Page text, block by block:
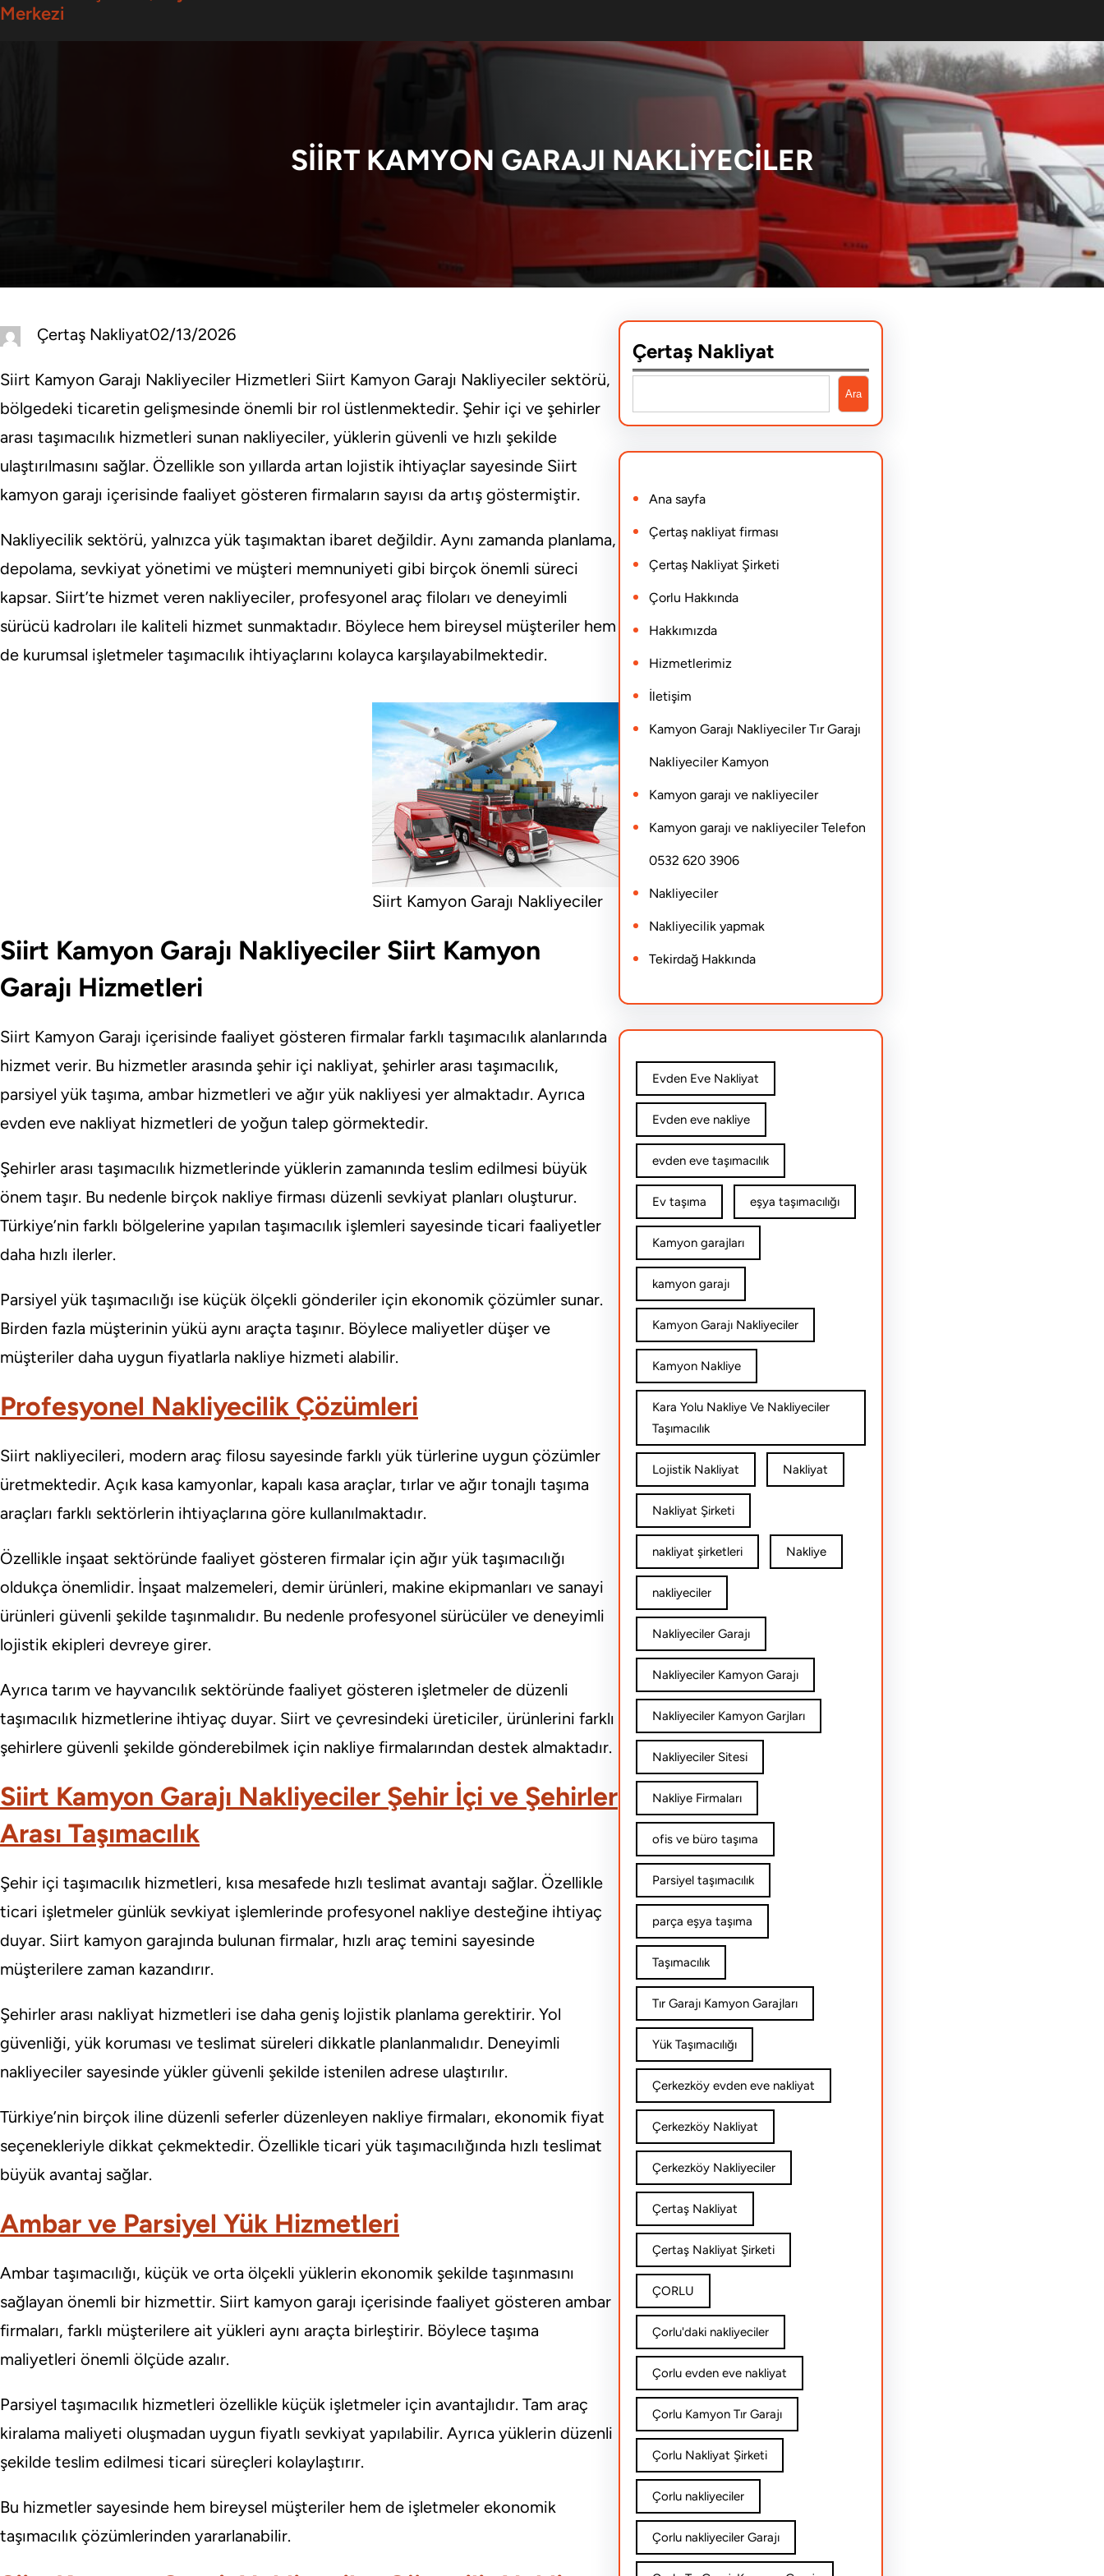
Merkezi
SIIRT KAMYON GARAJI NAKLIYECILER
Çertaş Nakliyat02/13/2026
Siirt Kamyon Garajı Nakliyeciler Hizmetleri Siirt Kamyon Garajı Nakliyeciler sektörü,
bölgedeki ticaretin gelişmesinde önemli bir rol üstlenmektedir. Şehir içi ve şehirler
arası taşımacılık hizmetleri sunan nakliyeciler, yüklerin güvenli ve hızlı şekilde
ulaştırılmasını sağlar. Özellikle son yıllarda artan lojistik ihtiyaçlar sayesinde Siirt
kamyon garajı içerisinde faaliyet gösteren firmaların sayısı da artış göstermiştir.
Nakliyecilik sektörü, yalnızca yük taşımaktan ibaret değildir. Aynı zamanda planlama,
depolama, sevkiyat yönetimi ve müşteri memnuniyeti gibi birçok önemli süreci
kapsar. Siirt’te hizmet veren nakliyeciler, profesyonel araç filoları ve deneyimli
sürücü kadroları ile kaliteli hizmet sunmaktadır. Böylece hem bireysel müşteriler hem
de kurumsal işletmeler taşımacılık ihtiyaçlarını kolayca karşılayabilmektedir.
Siirt Kamyon Garajı Nakliyeciler
Siirt Kamyon Garajı Nakliyeciler Siirt Kamyon
Garajı Hizmetleri
Siirt Kamyon Garajı içerisinde faaliyet gösteren firmalar farklı taşımacılık alanlarında
hizmet verir. Bu hizmetler arasında şehir içi nakliyat, şehirler arası taşımacılık,
parsiyel yük taşıma, ambar hizmetleri ve ağır yük nakliyesi yer almaktadır. Ayrıca
evden eve nakliyat hizmetleri de yoğun talep görmektedir.
Şehirler arası taşımacılık hizmetlerinde yüklerin zamanında teslim edilmesi büyük
önem taşır. Bu nedenle birçok nakliye firması düzenli sevkiyat planları oluşturur.
Türkiye’nin farklı bölgelerine yapılan taşımacılık işlemleri sayesinde ticari faaliyetler
daha hızlı ilerler.
Parsiyel yük taşımacılığı ise küçük ölçekli gönderiler için ekonomik çözümler sunar.
Birden fazla müşterinin yükü aynı araçta taşınır. Böylece maliyetler düşer ve
müşteriler daha uygun fiyatlarla nakliye hizmeti alabilir.
Profesyonel Nakliyecilik Çözümleri
Siirt nakliyecileri, modern araç filosu sayesinde farklı yük türlerine uygun çözümler
üretmektedir. Açık kasa kamyonlar, kapalı kasa araçlar, tırlar ve ağır tonajlı taşıma
araçları farklı sektörlerin ihtiyaçlarına göre kullanılmaktadır.
Özellikle inşaat sektöründe faaliyet gösteren firmalar için ağır yük taşımacılığı
oldukça önemlidir. İnşaat malzemeleri, demir ürünleri, makine ekipmanları ve sanayi
ürünleri güvenli şekilde taşınmalıdır. Bu nedenle profesyonel sürücüler ve deneyimli
lojistik ekipleri devreye girer.
Ayrıca tarım ve hayvancılık sektöründe faaliyet gösteren işletmeler de düzenli
taşımacılık hizmetlerine ihtiyaç duyar. Siirt ve çevresindeki üreticiler, ürünlerini farklı
şehirlere güvenli şekilde gönderebilmek için nakliye firmalarından destek almaktadır.
Siirt Kamyon Garajı Nakliyeciler Şehir İçi ve Şehirler
Arası Taşımacılık
Şehir içi taşımacılık hizmetleri, kısa mesafede hızlı teslimat avantajı sağlar. Özellikle
ticari işletmeler günlük sevkiyat işlemlerinde profesyonel nakliye desteğine ihtiyaç
duyar. Siirt kamyon garajında bulunan firmalar, hızlı araç temini sayesinde
müşterilere zaman kazandırır.
Şehirler arası nakliyat hizmetleri ise daha geniş lojistik planlama gerektirir. Yol
güvenliği, yük koruması ve teslimat süreleri dikkatle planlanmalıdır. Deneyimli
nakliyeciler sayesinde yükler güvenli şekilde istenilen adrese ulaştırılır.
Türkiye’nin birçok iline düzenli seferler düzenleyen nakliye firmaları, ekonomik fiyat
seçenekleriyle dikkat çekmektedir. Özellikle ticari yük taşımacılığında hızlı teslimat
büyük avantaj sağlar.
Ambar ve Parsiyel Yük Hizmetleri
Ambar taşımacılığı, küçük ve orta ölçekli yüklerin ekonomik şekilde taşınmasını
sağlayan önemli bir hizmettir. Siirt kamyon garajı içerisinde faaliyet gösteren ambar
firmaları, farklı müşterilere ait yükleri aynı araçta birleştirir. Böylece taşıma
maliyetleri önemli ölçüde azalır.
Parsiyel taşımacılık hizmetleri özellikle küçük işletmeler için avantajlıdır. Tam araç
kiralama maliyeti oluşmadan uygun fiyatlı sevkiyat yapılabilir. Ayrıca yüklerin düzenli
şekilde teslim edilmesi ticari süreçleri kolaylaştırır.
Bu hizmetler sayesinde hem bireysel müşteriler hem de işletmeler ekonomik
taşımacılık çözümlerinden yararlanabilir.
Çertaş Nakliyat
e
a
c
h
Ara
Ana sayfa
Çertaş nakliyat firması
Çertaş Nakliyat Şirketi
Çorlu Hakkında
Hakkımızda
Hizmetlerimiz
İletişim
Kamyon Garajı Nakliyeciler Tır Garajı
Nakliyeciler Kamyon
Kamyon garajı ve nakliyeciler
Kamyon garajı ve nakliyeciler Telefon
0532 620 3906
Nakliyeciler
Nakliyecilik yapmak
Tekirdağ Hakkında
Evden Eve Nakliyat
Evden eve nakliye
evden eve taşımacılık
Ev taşıma eşya taşımacılığı
Kamyon garajları
kamyon garajı
Kamyon Garajı Nakliyeciler
Kamyon Nakliye
Kara Yolu Nakliye Ve Nakliyeciler
Taşımacılık
Lojistik Nakliyat Nakliyat
Nakliyat Şirketi
nakliyat şirketleri Nakliye
nakliyeciler
Nakliyeciler Garajı
Nakliyeciler Kamyon Garajı
Nakliyeciler Kamyon Garjları
Nakliyeciler Sitesi
Nakliye Firmaları
ofis ve büro taşıma
Parsiyel taşımacılık
parça eşya taşıma
Taşımacılık
Tır Garajı Kamyon Garajları
Yük Taşımacılığı
Çerkezköy evden eve nakliyat
Çerkezköy Nakliyat
Çerkezköy Nakliyeciler
Çertaş Nakliyat
Çertaş Nakliyat Şirketi
ÇORLU
Çorlu'daki nakliyeciler
Çorlu evden eve nakliyat
Çorlu Kamyon Tır Garajı
Çorlu Nakliyat Şirketi
Çorlu nakliyeciler
Çorlu nakliyeciler Garajı